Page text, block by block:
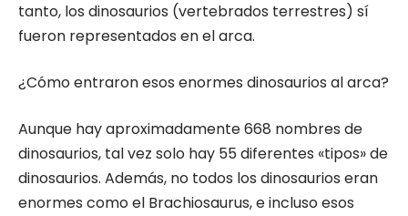
tanto, los dinosaurios (vertebrados terrestres) sí
fueron representados en el arca.
¿Cómo entraron esos enormes dinosaurios al arca?
Aunque hay aproximadamente 668 nombres de
dinosaurios, tal vez solo hay 55 diferentes «tipos» de
dinosaurios. Además, no todos los dinosaurios eran
enormes como el Brachiosaurus, e incluso esos